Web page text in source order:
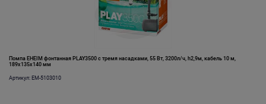
Помпа EHEIM фонтанная PLAY3500 с тремя насадками, 55 Вт, 3200л/ч, h2,9м, кабель 10 м,
189х135х140 мм
Артикул: EM-5103010